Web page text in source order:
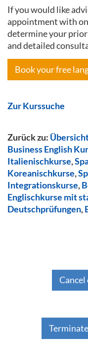
If you would like
appointment with
determine your
and detailed
Book your free
Zur Kurssuche
Zurück zu:
Business English
Italienischkurse,
Koreanischkurse,
Integrationskurse,
Englischkurse mit
Deutschprüfungen,